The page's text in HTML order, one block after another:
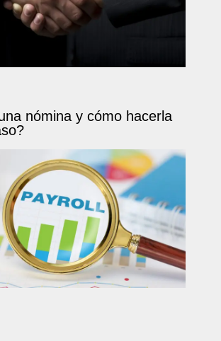
nómina y cómo hacerla